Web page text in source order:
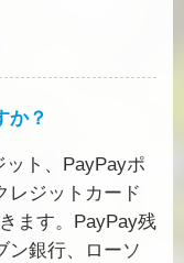
か？
ット、PayPayポ
レジットカード
ます。PayPay残
ン銀行、ローソ